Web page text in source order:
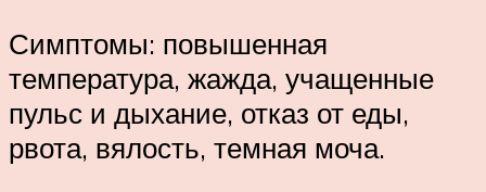
Симптомы: повышенная
температура, жажда, учащенные
пульс и дыхание, отказ от еды,
рвота, вялость, темная моча.